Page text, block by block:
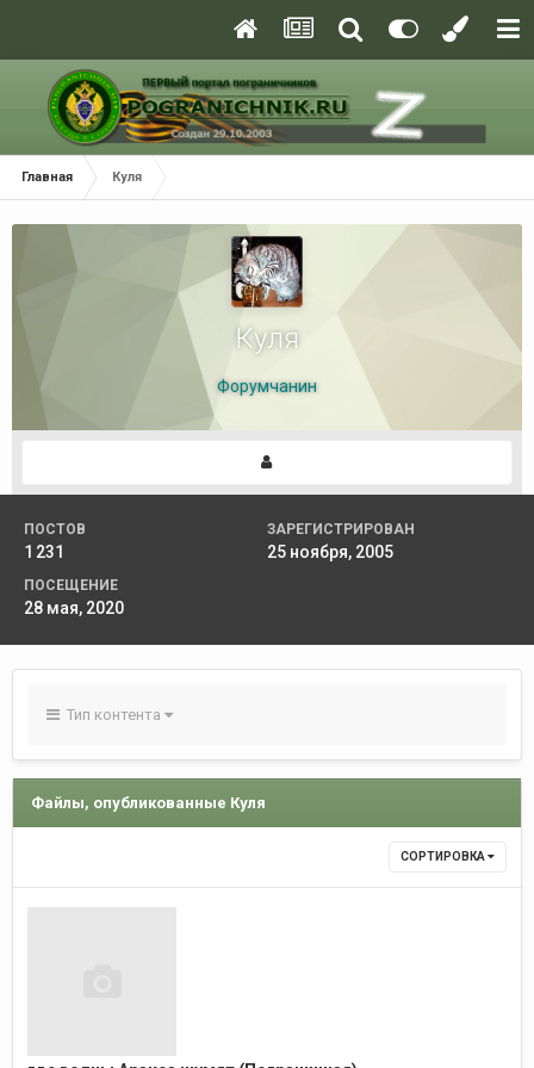
Главная Куля
Куля
Форумчанин
ПОСТОВ
1 231
ЗАРЕГИСТРИРОВАН
25 ноября, 2005
ПОСЕЩЕНИЕ
28 мая, 2020
Тип контента
Файлы, опубликованные Куля
СОРТИРОВКА